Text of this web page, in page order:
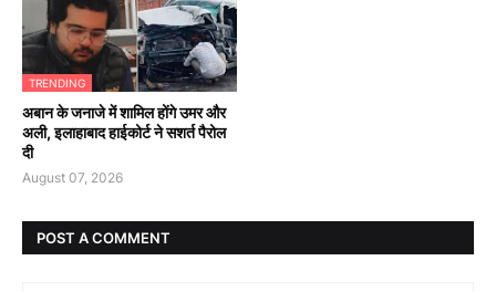
TRENDING
अबान के जनाजे में शामिल होंगे उमर और
अली, इलाहाबाद हाईकोर्ट ने सशर्त पैरोल
दी
August 07, 2026
POST A COMMENT